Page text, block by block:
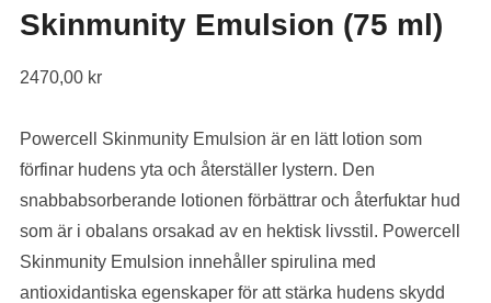
Skinmunity Emulsion (75 ml)
2470,00 kr
Powercell Skinmunity Emulsion är en lätt lotion som
förfinar hudens yta och återställer lystern. Den
snabbabsorberande lotionen förbättrar och återfuktar hud
som är i obalans orsakad av en hektisk livsstil. Powercell
Skinmunity Emulsion innehåller spirulina med
antioxidantiska egenskaper för att stärka hudens skydd